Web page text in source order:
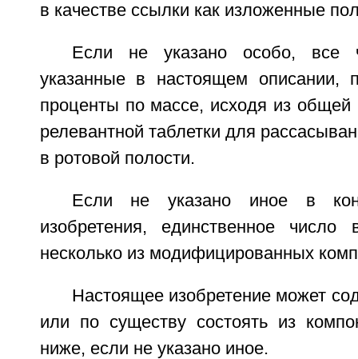
в качестве ссылки как изложенные
Если не указано особо, все
указанные в настоящем описании,
проценты по массе, исходя из
релевантной таблетки для
в ротовой полости.
Если не указано иное в
изобретения, единственное
несколько из модифицированных
Настоящее изобретение может
или по существу состоять из
ниже, если не указано иное.